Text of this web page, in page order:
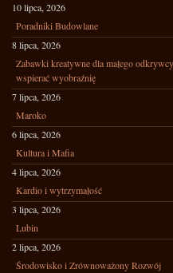
10 lipca, 2026
Poradniki Budowlane
8 lipca, 2026
Zabawki kreatywne dla małego
wspierać wyobraźnię
7 lipca, 2026
Maroko
6 lipca, 2026
Kultura i Mafia
4 lipca, 2026
Kardio i wytrzymałość
3 lipca, 2026
Lubin
2 lipca, 2026
Środowisko i Zrównoważony Rozwój